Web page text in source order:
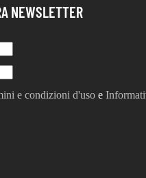
NEWSLETTER
e condizioni d'uso e